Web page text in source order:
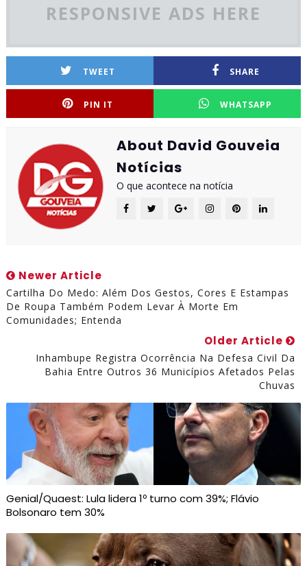
RESPONSIVE ADS HERE
TWEET SHARE
PIN IT WHATSAPP
About David Gouveia
Notícias
O que acontece na notícia
Newer Article
Cartilha Do Medo: Além Dos Gestos, Cores E Estampas
De Roupa Também Podem Levar À Morte Em
Comunidades; Entenda
Older Article
Inhambupe Registra Ocorrência Na Defesa Civil Da
Bahia Entre Outros 36 Municípios Afetados Pelas
Chuvas
Genial/Quaest: Lula lidera 1º turno com 39%; Flávio
Bolsonaro tem 30%